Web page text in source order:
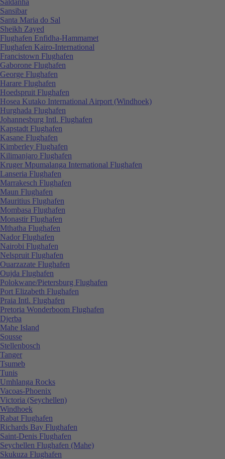
Sansibar
Santa Maria do Sal
Sheikh Zayed
Flughafen Enfidha-Hammamet
Flughafen Kairo-International
Francistown Flughafen
Gaborone Flughafen
George Flughafen
Harare Flughafen
Hoedspruit Flughafen
Hosea Kutako International Airport (Windhoek)
Hurghada Flughafen
Johannesburg Intl. Flughafen
Kapstadt Flughafen
Kasane Flughafen
Kimberley Flughafen
Kilimanjaro Flughafen
Kruger Mpumalanga International Flughafen
Lanseria Flughafen
Marrakesch Flughafen
Maun Flughafen
Mauritius Flughafen
Mombasa Flughafen
Monastir Flughafen
Mthatha Flughafen
Nador Flughafen
Nairobi Flughafen
Nelspruit Flughafen
Ouarzazate Flughafen
Oujda Flughafen
Polokwane/Pietersburg Flughafen
Port Elizabeth Flughafen
Praia Intl. Flughafen
Pretoria Wonderboom Flughafen
Djerba
Mahe Island
Sousse
Stellenbosch
Tanger
Tsumeb
Tunis
Umhlanga Rocks
Vacoas-Phoenix
Victoria (Seychellen)
Windhoek
Rabat Flughafen
Richards Bay Flughafen
Saint-Denis Flughafen
Seychellen Flughafen (Mahe)
Skukuza Flughafen